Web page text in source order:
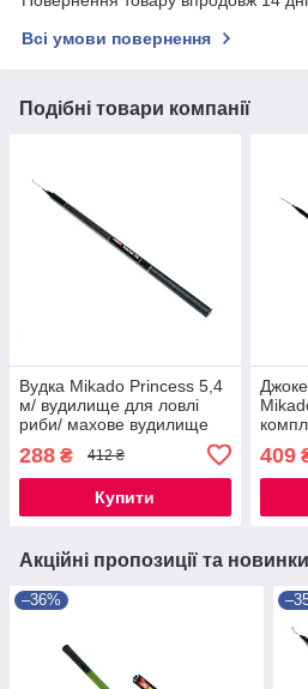
Всі умови повернення
Подібні товари компанії
Вудка Mikado Princess 5,4
м/ вудилище для ловлі
риби/ махове вудилище
288 ₴ 412 ₴
Купити
409
Акційні пропозиції та новинки
–36%